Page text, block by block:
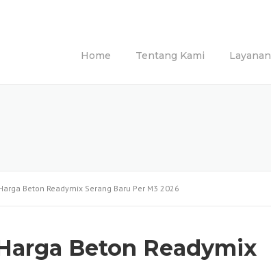
Home Tentang Kami Layanan
Beton Readymix Serang Baru Per M3 2026
Beton Readymix